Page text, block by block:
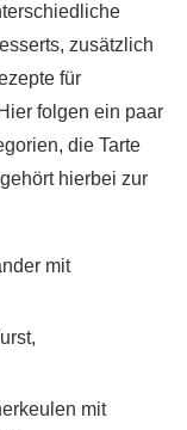
zusätzlich
für
folgen ein paar
die Tarte
hierbei zur
mit
mit